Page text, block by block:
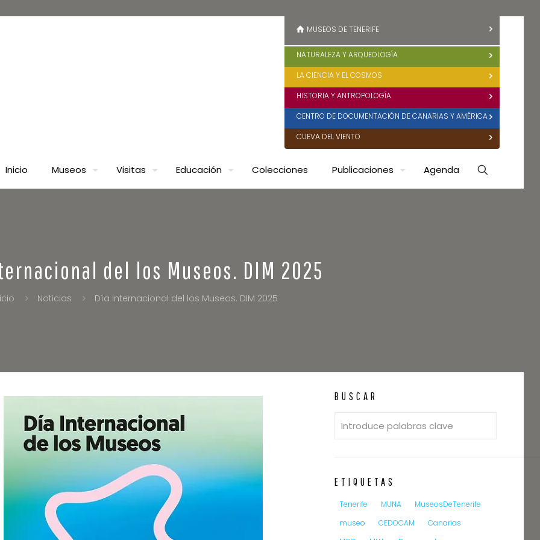
Inicio Museos Visitas Educación Colecciones Publicaciones Agenda
MUSEOS DE TENERIFE
NATURALEZA Y ARQUEOLOGÍA
LA CIENCIA Y EL COSMOS
HISTORIA Y ANTROPOLOGÍA
CENTRO DE DOCUMENTACIÓN DE CANARIAS Y AMÉRICA
CUEVA DEL VIENTO
del los Museos. DIM 2025
Noticias Día Internacional del los Museos. DIM 2025
BUSCAR
ETIQUETAS
Tenerife MUNA
MuseosDeTenerife
museo
CEDOCAM
Canarias